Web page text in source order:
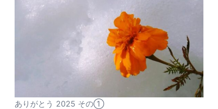
ありがとう 2025 その①